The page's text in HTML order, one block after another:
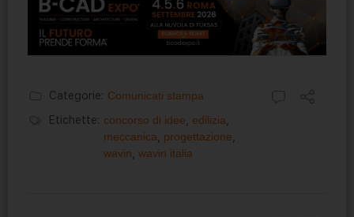
Categorie: Comunicati stampa
Etichette: concorso di idee, edilizia,
meccanica, progettazione,
wavin, wavin italia